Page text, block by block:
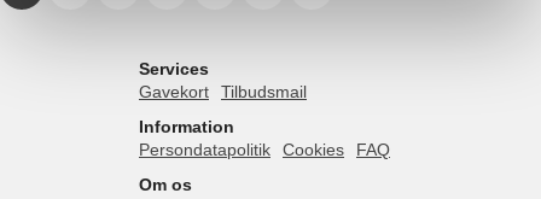
Services
Gavekort
Tilbudsmail
Information
Persondatapolitik
Cookies
FAQ
Om os